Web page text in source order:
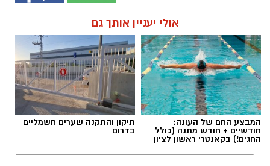
אולי יעניין אותך גם
המבצע החם של העונה:
חודשיים + חודש מתנה (כולל
החגים!) בקאנטרי ראשון לציון
תיקון והתקנה שערים חשמליים
בדרום